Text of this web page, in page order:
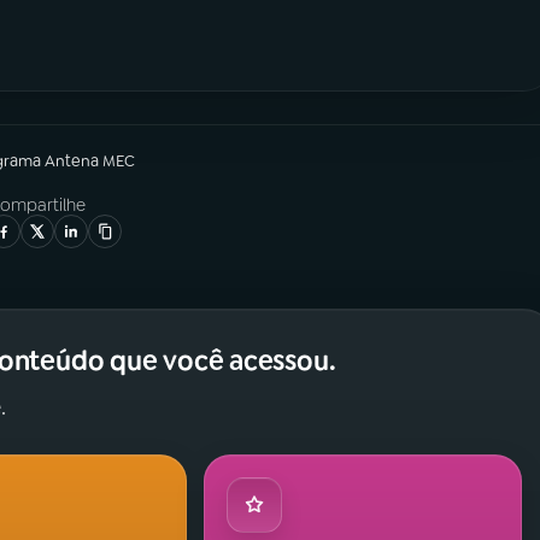
Antena MEC
que você acessou.